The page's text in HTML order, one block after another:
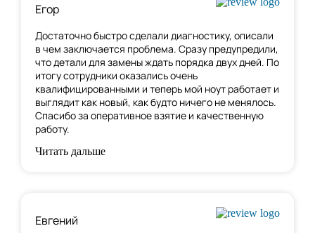
Егор
Достаточно быстро сделали диагностику, описали
в чем заключается проблема. Сразу предупредили,
что детали для замены ждать порядка двух дней. По
итогу сотрудники оказались очень
квалифицированными и теперь мой ноут работает и
выглядит как новый, как будто ничего не менялось.
Спасибо за оперативное взятие и качественную
работу.
Читать дальше
Евгений